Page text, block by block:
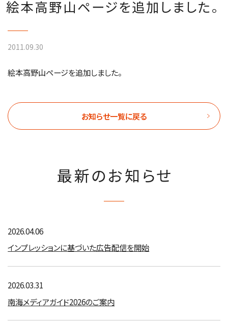
絵本高野山ページを追加しました。
2011.09.30
絵本高野山ページを追加しました。
お知らせ一覧に戻る
最新のお知らせ
2026.04.06
インプレッションに基づいた広告配信を開始
2026.03.31
南海メディアガイド2026のご案内